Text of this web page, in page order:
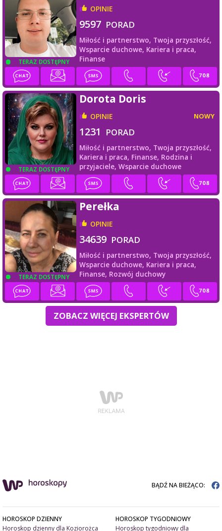
TERAZ DOSTĘPNY
OPINIE
9597 PORAD
Miłość i partnerstwo, Twoja przyszłość,
Wsparcie duchowe, Kariera i praca,
Finanse
TERAZ DOSTĘPNY
Dorota Doris
OPINIE NOWY
1231 PORAD
Miłość i partnerstwo, Twoja przyszłość,
Kariera i praca, Finanse, Rodzina i
przyjaciele, Wsparcie duchowe
TERAZ DOSTĘPNY
Perełka
OPINIE
34639 PORAD
Miłość i partnerstwo, Twoja przyszłość,
Wsparcie duchowe, Kariera i praca,
Finanse, Rozwój duchowy
ZOBACZ WIĘCEJ EKSPERTÓW
BĄDŹ NA BIEŻĄCO:
HOROSKOP DZIENNY
Horoskop dzienny dla Koziorożca
HOROSKOP TYGODNIOWY
Horoskop tygodniowy dla